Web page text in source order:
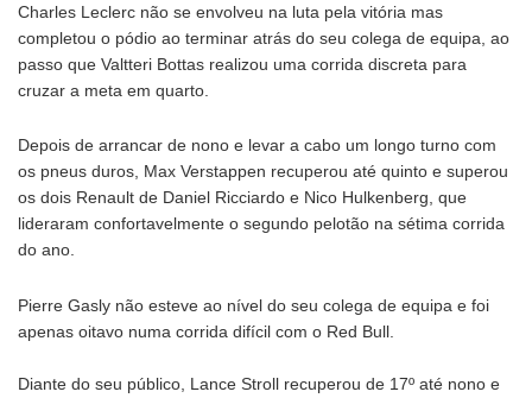
Charles Leclerc não se envolveu na luta pela vitória mas
completou o pódio ao terminar atrás do seu colega de equipa, ao
passo que Valtteri Bottas realizou uma corrida discreta para
cruzar a meta em quarto.
Depois de arrancar de nono e levar a cabo um longo turno com
os pneus duros, Max Verstappen recuperou até quinto e superou
os dois Renault de Daniel Ricciardo e Nico Hulkenberg, que
lideraram confortavelmente o segundo pelotão na sétima corrida
do ano.
Pierre Gasly não esteve ao nível do seu colega de equipa e foi
apenas oitavo numa corrida difícil com o Red Bull.
Diante do seu público, Lance Stroll recuperou de 17º até nono e